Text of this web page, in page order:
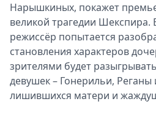
Нарышкиных, покажет
великой трагедии Шекспира.
режиссёр попытается
становления характеров
зрителями будет
девушек – Гонерильи,
лишившихся матери и